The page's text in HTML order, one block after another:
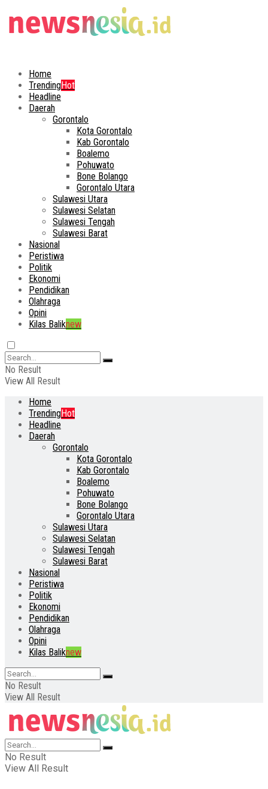
Home
TrendingHot
Headline
Daerah
Gorontalo
Kota Gorontalo
Kab Gorontalo
Boalemo
Pohuwato
Bone Bolango
Gorontalo Utara
Sulawesi Utara
Sulawesi Selatan
Sulawesi Tengah
Sulawesi Barat
Nasional
Peristiwa
Politik
Ekonomi
Pendidikan
Olahraga
Opini
Kilas Baliknew
No Result
View All Result
Home
TrendingHot
Headline
Daerah
Gorontalo
Kota Gorontalo
Kab Gorontalo
Boalemo
Pohuwato
Bone Bolango
Gorontalo Utara
Sulawesi Utara
Sulawesi Selatan
Sulawesi Tengah
Sulawesi Barat
Nasional
Peristiwa
Politik
Ekonomi
Pendidikan
Olahraga
Opini
Kilas Baliknew
No Result
View All Result
No Result
View All Result